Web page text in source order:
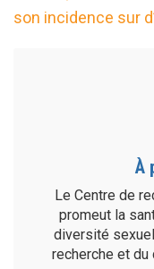
son incidence sur
À
Le Centre de
promeut la
diversité
recherche et du